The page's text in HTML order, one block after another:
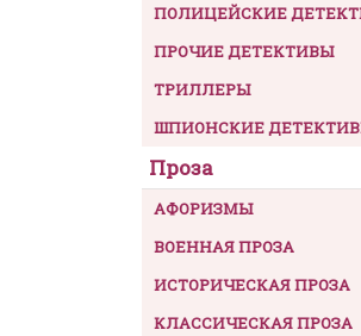
ПОЛИЦЕЙСКИЕ
ПРОЧИЕ ДЕТЕКТИВЫ
ТРИЛЛЕРЫ
ШПИОНСКИЕ
Проза
АФОРИЗМЫ
ВОЕННАЯ ПРОЗА
ИСТОРИЧЕСКАЯ ПРОЗА
КЛАССИЧЕСКАЯ ПРОЗА